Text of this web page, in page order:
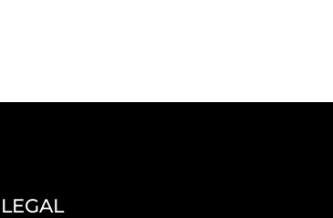
LEGAL